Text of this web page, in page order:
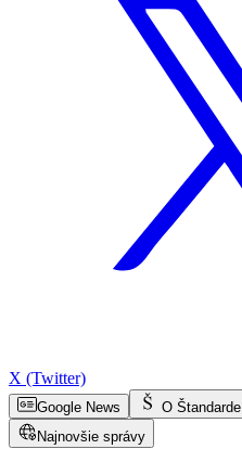
X (Twitter)
Google News O Štandarde
Najnovšie správy